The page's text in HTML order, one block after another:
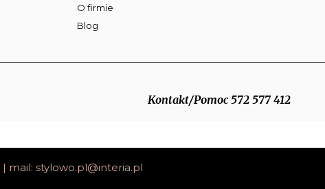
O firmie
Blog
Kontakt/Pomoc 572 577 412
mail: stylowo.pl@interia.pl